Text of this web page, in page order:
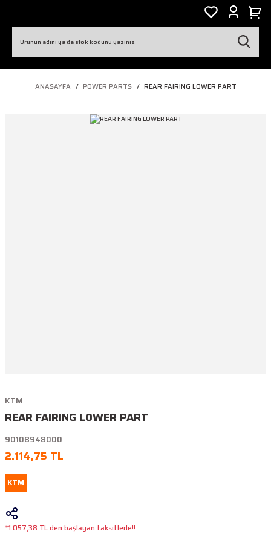
ANASAYFA POWER PARTS REAR FAIRING LOWER PART
KTM
REAR FAIRING LOWER PART
90108948000
2.114,75 TL
KTM
*1.057,38 TL den başlayan taksitlerle!!